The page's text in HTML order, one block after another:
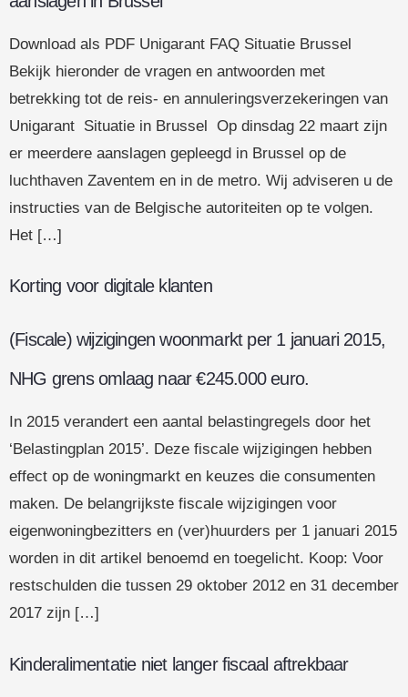
Download als PDF Unigarant FAQ Situatie Brussel
Bekijk hieronder de vragen en antwoorden met
betrekking tot de reis- en annuleringsverzekeringen van
Unigarant Situatie in Brussel Op dinsdag 22 maart zijn
er meerdere aanslagen gepleegd in Brussel op de
luchthaven Zaventem en in de metro. Wij adviseren u de
instructies van de Belgische autoriteiten op te volgen.
Het […]
Korting voor digitale klanten
(Fiscale) wijzigingen woonmarkt per 1 januari 2015,
NHG grens omlaag naar €245.000 euro.
In 2015 verandert een aantal belastingregels door het
‘Belastingplan 2015’. Deze fiscale wijzigingen hebben
effect op de woningmarkt en keuzes die consumenten
maken. De belangrijkste fiscale wijzigingen voor
eigenwoningbezitters en (ver)huurders per 1 januari 2015
worden in dit artikel benoemd en toegelicht. Koop: Voor
restschulden die tussen 29 oktober 2012 en 31 december
2017 zijn […]
Kinderalimentatie niet langer fiscaal aftrekbaar